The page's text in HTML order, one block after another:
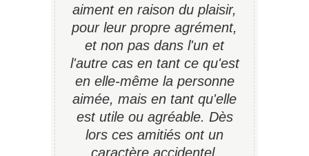
aiment en raison du plaisir,
pour leur propre agrément,
et non pas dans l'un et
l'autre cas en tant ce qu'est
en elle-même la personne
aimée, mais en tant qu'elle
est utile ou agréable. Dès
lors ces amitiés ont un
caractère accidentel,